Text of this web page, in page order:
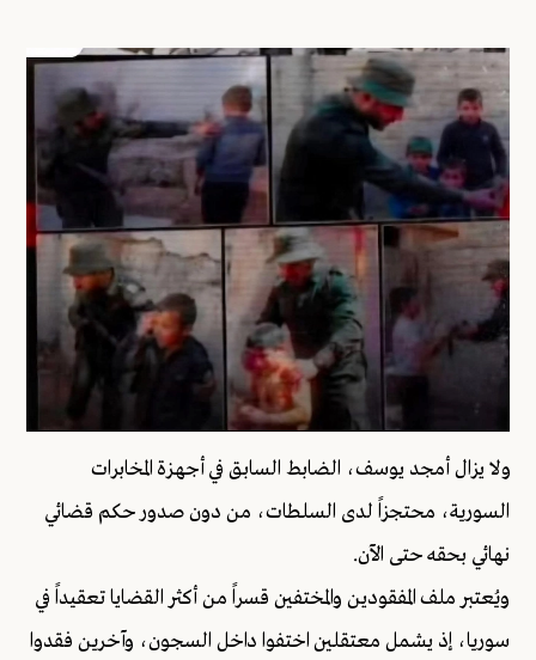
ولا يزال أمجد يوسف، الضابط السابق في أجهزة المخابرات
السورية، محتجزاً لدى السلطات، من دون صدور حكم قضائي
نهائي بحقه حتى الآن.
ويُعتبر ملف المفقودين والمختفين قسراً من أكثر القضايا تعقيداً في
سوريا، إذ يشمل معتقلين اختفوا داخل السجون، وآخرين فقدوا